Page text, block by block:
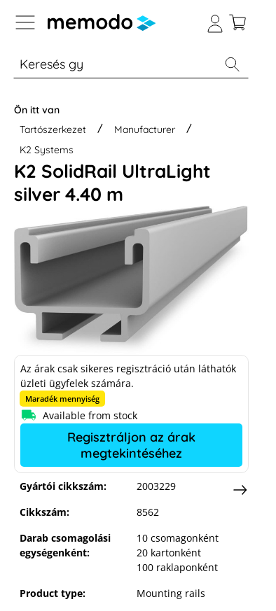
to B2B platform navigation
% Akció Otthoni energiatárolók
Ön itt van
Tartószerkezet
Manufacturer
K2 Systems
K2 SolidRail UltraLight
silver 4.40 m
K2 SolidRail UltraLight silver 4.40 m
Gyártói cikkszám:
2003229
Cikkszám:
8562
Darab csomagolási
egységenként:
10 csomagonként
20 kartonként
100 raklaponként
Product type:
Mounting rails
Az árak csak sikeres regisztráció után láthatók
üzleti ügyfelek számára.
Maradék mennyiség
Available from stock
Regisztráljon az árak
megtekintéséhez